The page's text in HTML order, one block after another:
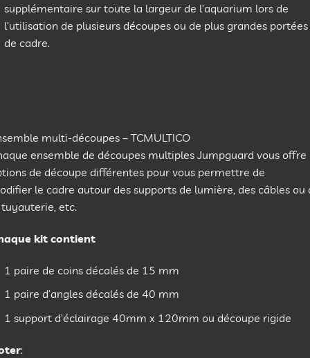
supplémentaire sur toute la largeur de l’aquarium lors de
l’utilisation de plusieurs découpes ou de plus grandes portées
de cadre.
multi-découpes – TCMULTICO
ensemble de découpes multiples Jumpguard vous offre
de découpe différentes pour vous permettre de
le cadre autour des supports de lumière, des câbles ou
etc.
kit contient
1 paire de coins décalés de 15 mm
1 paire d’angles décalés de 40 mm
1 support d’éclairage 40mm x 120mm ou découpe rigide
: